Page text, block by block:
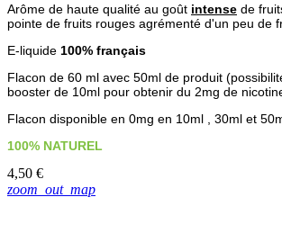
Arôme de haute qualité au goût intense de
pointe de fruits rouges agrémenté d'un peu de
E-liquide 100% français
Flacon de 60 ml avec 50ml de produit
booster de 10ml pour obtenir du 2mg de
Flacon disponible en 0mg en 10ml , 30ml et
100% NATUREL
4,50 €
zoom_out_map